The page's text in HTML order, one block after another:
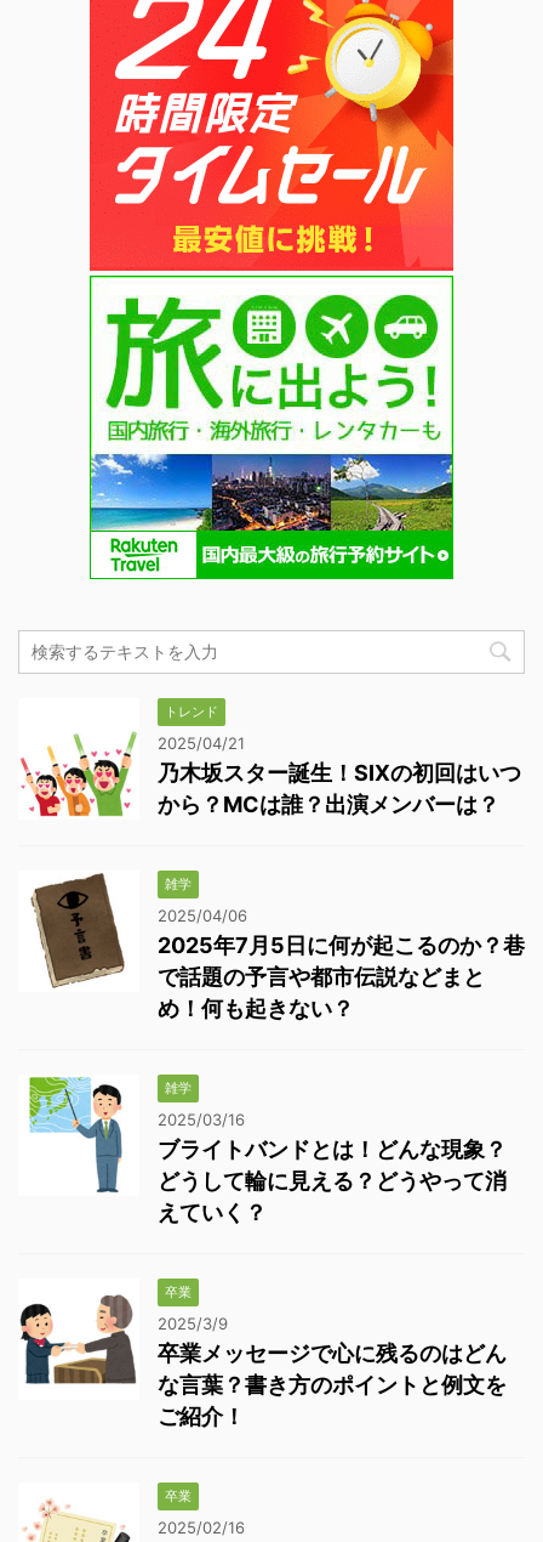
トレンド
2025/04/21
乃木坂スター誕生！SIXの初回はいつ
から？MCは誰？出演メンバーは？
雑学
2025/04/06
2025年7月5日に何が起こるのか？巷
で話題の予言や都市伝説などまと
め！何も起きない？
雑学
2025/03/16
ブライトバンドとは！どんな現象？
どうして輪に見える？どうやって消
えていく？
卒業
2025/3/9
卒業メッセージで心に残るのはどん
な言葉？書き方のポイントと例文を
ご紹介！
卒業
2025/02/16